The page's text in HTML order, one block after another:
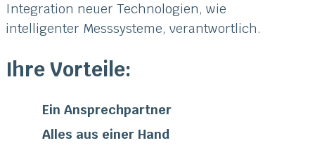
Integration neuer Technologien, wie
intelligenter Messsysteme, verantwortlich.
Ihre Vorteile:
Ein Ansprechpartner
Alles aus einer Hand